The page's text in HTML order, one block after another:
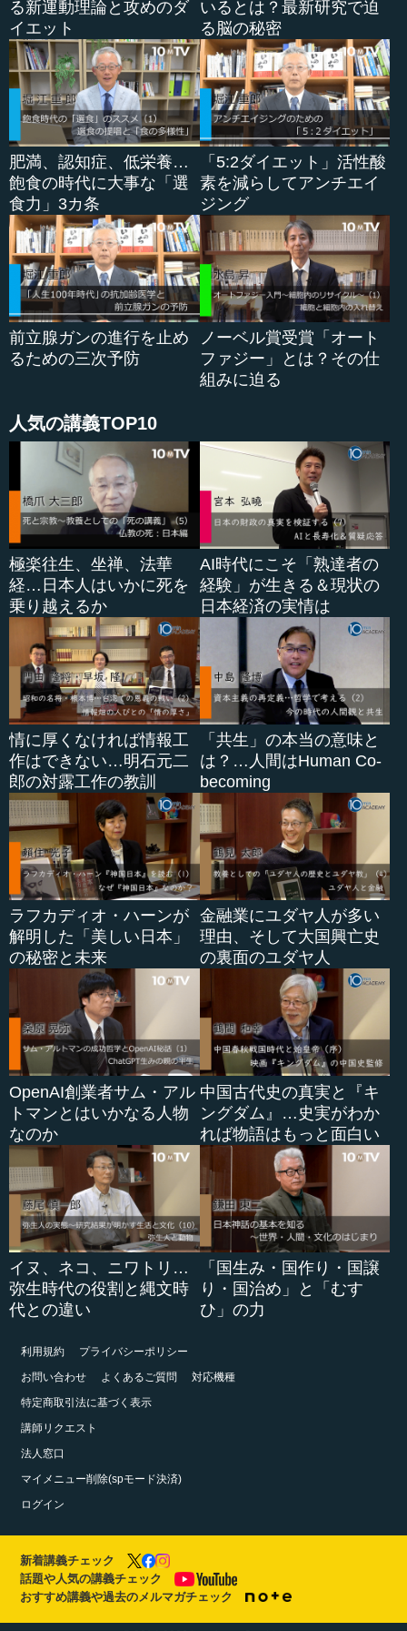
その後、上濱正先生が、こうした成果を解説してくれる
ようになりました。
―― 最初は実践から入ったのですね。
●歯科は虫歯にとどまらない、全身の病気に関わって
いる
河原 まったくもって実践です。患者さんが噛めるように
なると、見違えるように人が変わっていきました。このこ
とをぴしっと理論付けてくださったのが、上濱先生なので
す。
―― 上濱先生、これはどのような経緯で取り組まれたの
でしょうか。
上濱 私は実は、変わった経緯の歯科医師でして、もとも
と薬学部出身で、日本を代表する製薬会社にいました。そ
の後勉強して、このような噛み合わせに関する日本の世界
的な研究者である、小林義典教授のもとで少しお仕事させ
ていただいたり、論文を読ませていただきました。ただ、
歯学部には入った時にはすでに製薬会...
る新運動理論と攻めのダ
イエット
いるとは？最新研究で迫
る脳の秘密
肥満、認知症、低栄養…
飽食の時代に大事な「選
食力」3カ条
「5:2ダイエット」活性酸
素を減らしてアンチエイ
ジング
前立腺ガンの進行を止め
るための三次予防
ノーベル賞受賞「オート
ファジー」とは？その仕
組みに迫る
人気の講義TOP10
極楽往生、坐禅、法華
経…日本人はいかに死を
乗り越えるか
AI時代にこそ「熟達者の
経験」が生きる＆現状の
日本経済の実情は
情に厚くなければ情報工
作はできない…明石元二
郎の対露工作の教訓
「共生」の本当の意味と
は？…人間はHuman Co-
becoming
ラフカディオ・ハーンが
解明した「美しい日本」
の秘密と未来
金融業にユダヤ人が多い
理由、そして大国興亡史
の裏面のユダヤ人
OpenAI創業者サム・アル
トマンとはいかなる人物
なのか
中国古代史の真実と『キ
ングダム』…史実がわか
れば物語はもっと面白い
イヌ、ネコ、ニワトリ…
弥生時代の役割と縄文時
代との違い
「国生み・国作り・国譲
り・国治め」と「むす
ひ」の力
利用規約
プライバシーポリシー
お問い合わせ
よくあるご質問
対応機種
特定商取引法に基づく表示
講師リクエスト
法人窓口
マイメニュー削除(spモード決済)
ログイン
新着講義チェック
話題や人気の講義チェック
おすすめ講義や過去のメルマガチェック